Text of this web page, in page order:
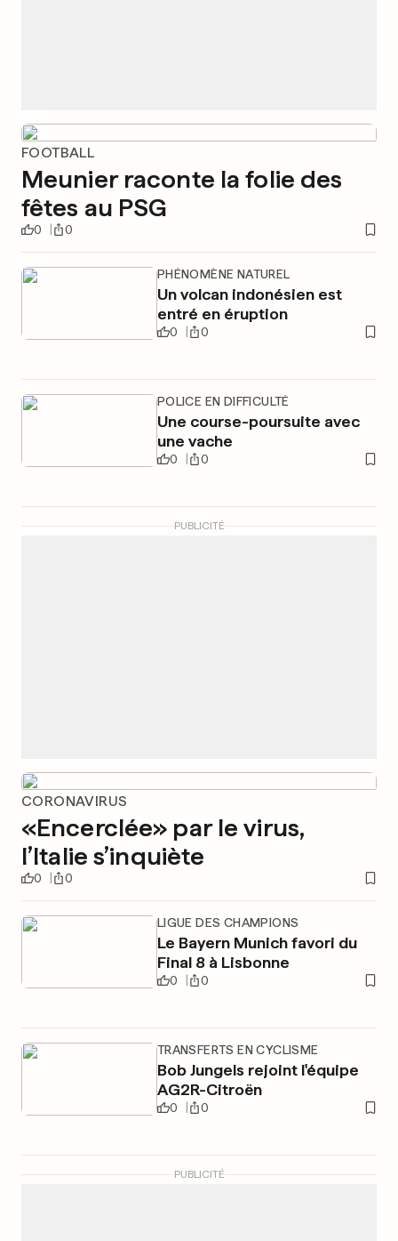
FOOTBALL
Meunier raconte la folie des
fêtes au PSG
0 0
PHÉNOMÈNE NATUREL
Un volcan indonésien est
entré en éruption
0 0
POLICE EN DIFFICULTÉ
Une course-poursuite avec
une vache
0 0
PUBLICITÉ
CORONAVIRUS
«Encerclée» par le virus,
l’Italie s’inquiète
0 0
LIGUE DES CHAMPIONS
Le Bayern Munich favori du
Final 8 à Lisbonne
0 0
TRANSFERTS EN CYCLISME
Bob Jungels rejoint l'équipe
AG2R-Citroën
0 0
PUBLICITÉ